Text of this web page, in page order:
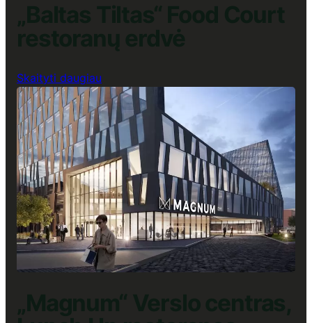
„Baltas Tiltas“ Food Court
restoranų erdvė
Skaityti daugiau
„Baltas
Tiltas“
Food
Court
restoranų
erdvė
„Magnum“ Verslo centras,